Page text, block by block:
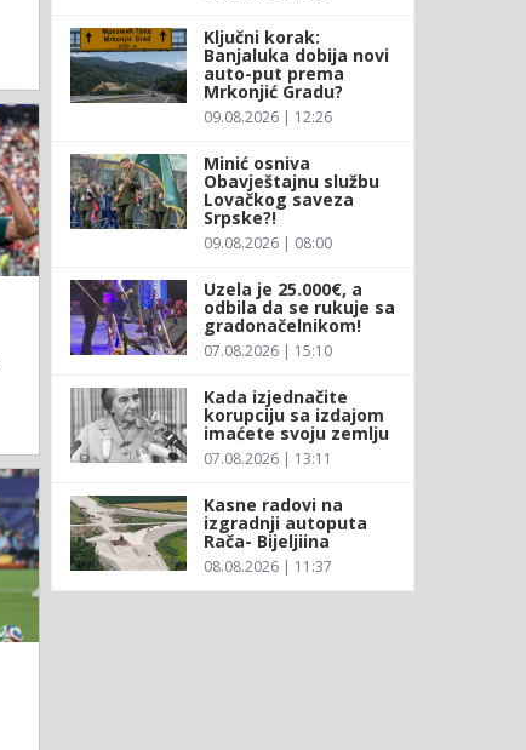
Ključni korak:
Banjaluka dobija novi
auto-put prema
Mrkonjić Gradu?
09.08.2026 | 12:26
Minić osniva
Obavještajnu službu
Lovačkog saveza
Srpske?!
09.08.2026 | 08:00
Uzela je 25.000€, a
odbila da se rukuje sa
gradonačelnikom!
07.08.2026 | 15:10
Kada izjednačite
korupciju sa izdajom
imaćete svoju zemlju
07.08.2026 | 13:11
Kasne radovi na
izgradnji autoputa
Rača- Bijeljiina
08.08.2026 | 11:37